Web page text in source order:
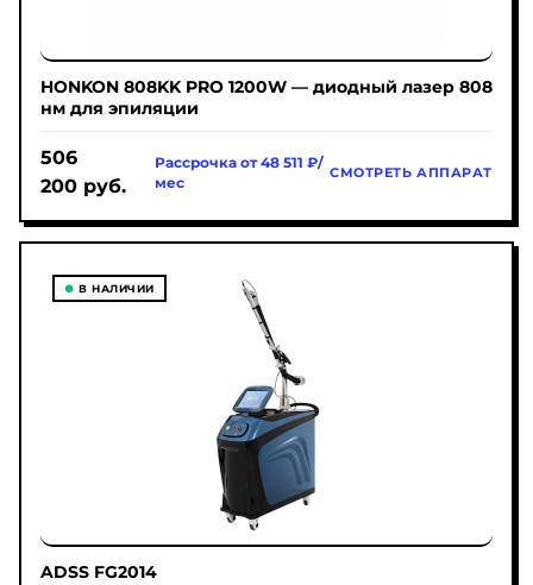
HONKON 808KK PRO 1200W — диодный лазер 808
нм для эпиляции
506
200 руб.
Рассрочка от 48 511 ₽/
мес
СМОТРЕТЬ АППАРАТ
● В НАЛИЧИИ
ADSS FG2014